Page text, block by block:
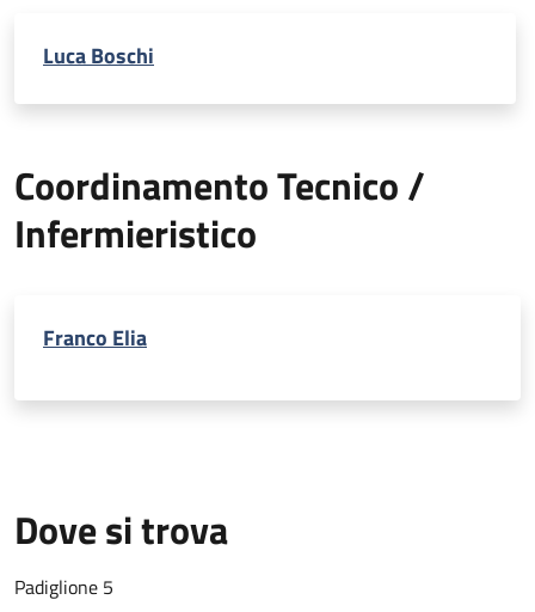
Luca Boschi
Coordinamento Tecnico /
Infermieristico
Franco Elia
Dove si trova
Padiglione 5